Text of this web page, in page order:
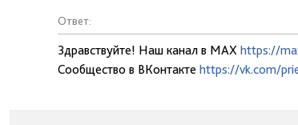
Ответ:
Здравствуйте! Наш канал в МАХ https://
Сообщество в ВКонтакте https://vk.com/